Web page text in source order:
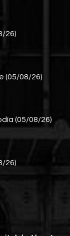
26)
(05/08/26)
(05/08/26)
26)